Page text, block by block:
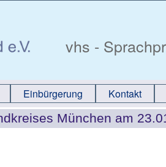
vhs -
Einbürgerung Kontakt
München am